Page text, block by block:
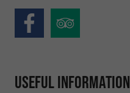
Useful information